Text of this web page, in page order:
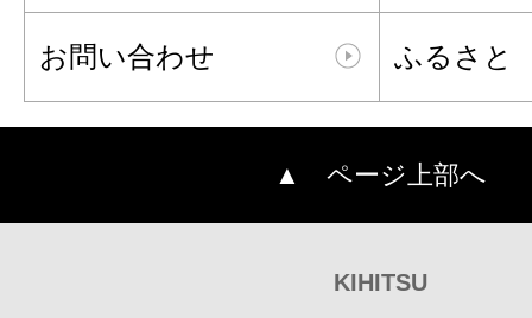
お問い合わせ ふるさと
▲ ページ上部へ
KIHITSU